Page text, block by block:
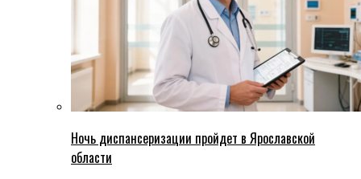
Ночь диспансеризации пройдет в Ярославской
области